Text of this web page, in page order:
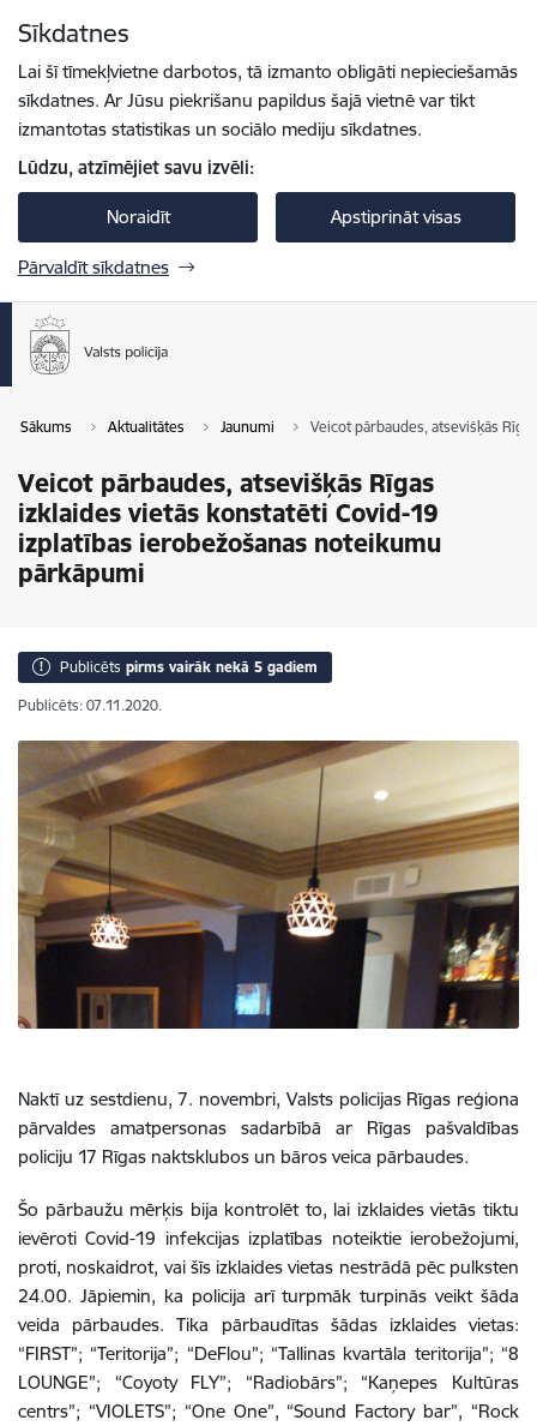
Sīkdatnes
Lai šī tīmekļvietne darbotos, tā izmanto obligāti nepieciešamās
sīkdatnes. Ar Jūsu piekrišanu papildus šajā vietnē var tikt
izmantotas statistikas un sociālo mediju sīkdatnes.
Lūdzu, atzīmējiet savu izvēli:
Noraidīt Apstiprināt visas
Pārvaldīt sīkdatnes
Sākums Aktualitātes Jaunumi Veicot pārbaudes, atsevišķās
Veicot pārbaudes, atsevišķās Rīgas
izklaides vietās konstatēti Covid-19
izplatības ierobežošanas noteikumu
pārkāpumi
Publicēts pirms vairāk nekā 5 gadiem
Publicēts: 07.11.2020.
Naktī uz sestdienu, 7. novembri, Valsts policijas Rīgas reģiona
pārvaldes amatpersonas sadarbībā ar Rīgas pašvaldības
policiju 17 Rīgas naktsklubos un bāros veica pārbaudes.
Šo pārbaužu mērķis bija kontrolēt to, lai izklaides vietās tiktu
ievēroti Covid-19 infekcijas izplatības noteiktie ierobežojumi,
proti, noskaidrot, vai šīs izklaides vietas nestrādā pēc pulksten
24.00. Jāpiemin, ka policija arī turpmāk turpinās veikt šāda
veida pārbaudes. Tika pārbaudītas šādas izklaides vietas:
“FIRST”; “Teritorija”; “DeFlou”; “Tallinas kvartāla teritorija”; “8
LOUNGE”; “Coyoty FLY”; “Radiobārs”; “Kaņepes Kultūras
centrs”; “VIOLETS”; “One One”, “Sound Factory bar”, “Rock